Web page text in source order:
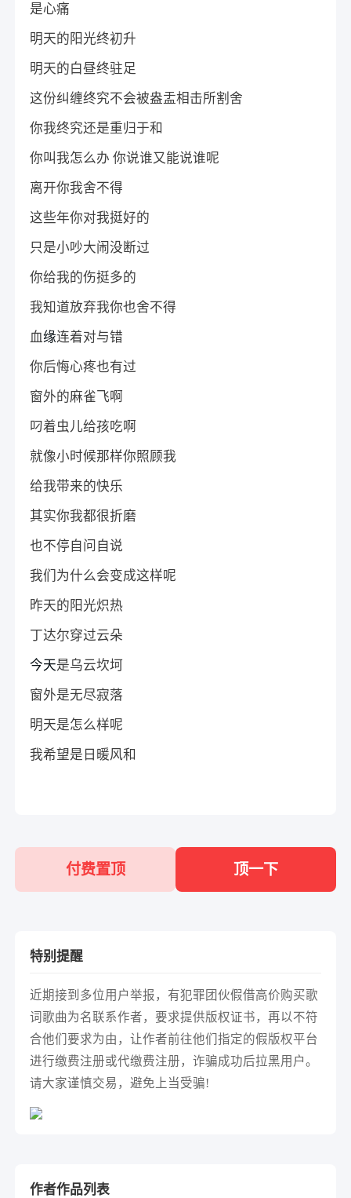
是心痛
明天的阳光终初升
明天的白昼终驻足
这份纠缠终究不会被盎盂相击所割舍
你我终究还是重归于和
你叫我怎么办 你说谁又能说谁呢
离开你我舍不得
这些年你对我挺好的
只是小吵大闹没断过
你给我的伤挺多的
我知道放弃我你也舍不得
血缘连着对与错
你后悔心疼也有过
窗外的麻雀飞啊
叼着虫儿给孩吃啊
就像小时候那样你照顾我
给我带来的快乐
其实你我都很折磨
也不停自问自说
我们为什么会变成这样呢
昨天的阳光炽热
丁达尔穿过云朵
今天是乌云坎坷
窗外是无尽寂落
明天是怎么样呢
我希望是日暖风和
付费置顶 顶一下
特别提醒
近期接到多位用户举报，有犯罪团伙假借高价购买歌
词歌曲为名联系作者，要求提供版权证书，再以不符
合他们要求为由，让作者前往他们指定的假版权平台
进行缴费注册或代缴费注册，诈骗成功后拉黑用户。
请大家谨慎交易，避免上当受骗!
作者作品列表